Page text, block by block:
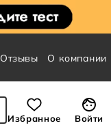
Отзывы О компании
Избранное Войти